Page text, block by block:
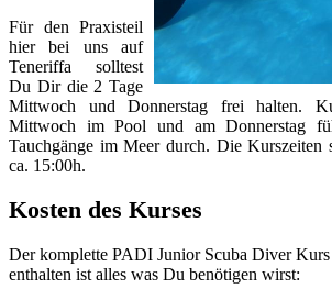
Für den Praxisteil
hier bei uns auf
Teneriffa solltest
Du Dir die 2 Tage
Mittwoch und Donnerstag frei halten.
Mittwoch im Pool und am Donnerstag
Tauchgänge im Meer durch. Die Kurszeiten
ca. 15:00h.
Kosten des Kurses
Der komplette PADI Junior Scuba Diver Kurs
enthalten ist alles was Du benötigen wirst: